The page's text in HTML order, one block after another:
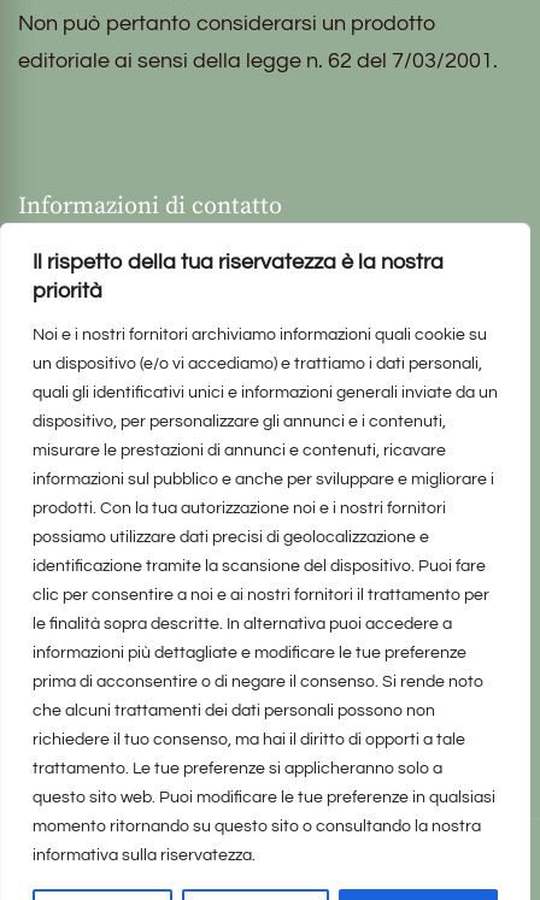
Il rispetto della tua riservatezza è la nostra
priorità
Noi e i nostri fornitori archiviamo informazioni quali cookie su
un dispositivo (e/o vi accediamo) e trattiamo i dati personali,
quali gli identificativi unici e informazioni generali inviate da un
dispositivo, per personalizzare gli annunci e i contenuti,
misurare le prestazioni di annunci e contenuti, ricavare
informazioni sul pubblico e anche per sviluppare e migliorare i
prodotti. Con la tua autorizzazione noi e i nostri fornitori
possiamo utilizzare dati precisi di geolocalizzazione e
identificazione tramite la scansione del dispositivo. Puoi fare
clic per consentire a noi e ai nostri fornitori il trattamento per
le finalità sopra descritte. In alternativa puoi accedere a
informazioni più dettagliate e modificare le tue preferenze
prima di acconsentire o di negare il consenso. Si rende noto
che alcuni trattamenti dei dati personali possono non
richiedere il tuo consenso, ma hai il diritto di opporti a tale
trattamento. Le tue preferenze si applicheranno solo a
questo sito web. Puoi modificare le tue preferenze in qualsiasi
momento ritornando su questo sito o consultando la nostra
informativa sulla riservatezza.
Non può pertanto considerarsi un prodotto
editoriale ai sensi della legge n. 62 del 7/03/2001.
Informazioni di contatto
realizzato da Marina Galatioto©2025 tutti i diritti riservati -
Privacy Policy